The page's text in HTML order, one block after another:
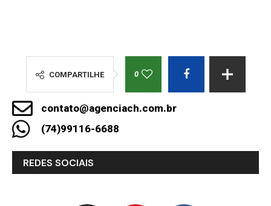
COMPARTILHE 0
contato@agenciach.com.br
(74)99116-6688
REDES SOCIAIS